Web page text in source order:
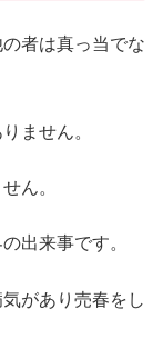
者は真っ当でな
ません。
ん。
出来事です。
があり売春をし